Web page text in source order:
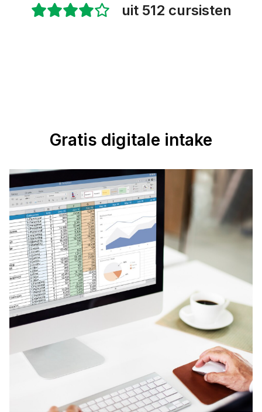
uit 512 cursisten
Gratis digitale intake